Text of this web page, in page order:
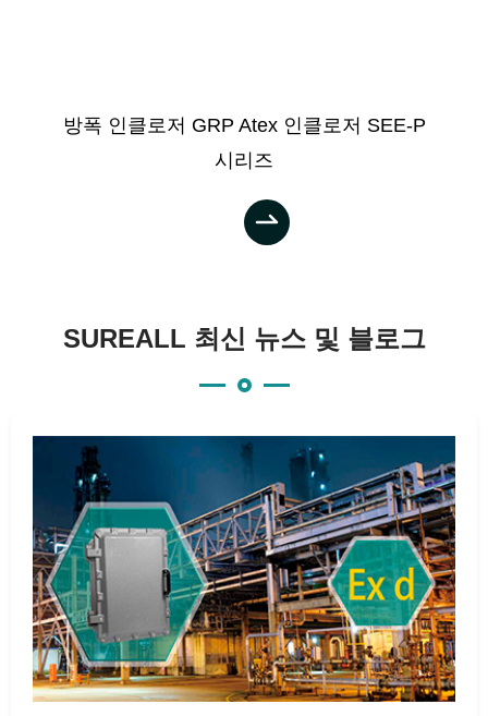
방폭 인클로저 GRP Atex 인클로저 SEE-P
시리즈

SUREALL 최신 뉴스 및 블로그